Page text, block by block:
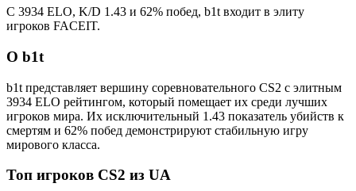
С 3934 ELO, K/D 1.43 и 62% побед, b1t входит в элиту
игроков FACEIT.
О b1t
b1t представляет вершину соревновательного CS2 с элитным
3934 ELO рейтингом, который помещает их среди лучших
игроков мира. Их исключительный 1.43 показатель убийств к
смертям и 62% побед демонстрируют стабильную игру
мирового класса.
Топ игроков CS2 из UA